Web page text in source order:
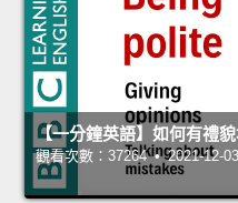
【一分鐘英語】如何有禮
觀看次數：37264 • 2021-12-03